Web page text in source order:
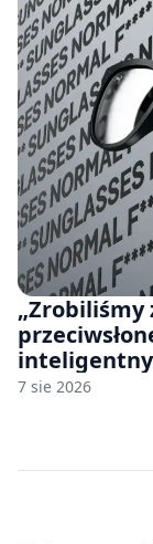
7 sie 2026